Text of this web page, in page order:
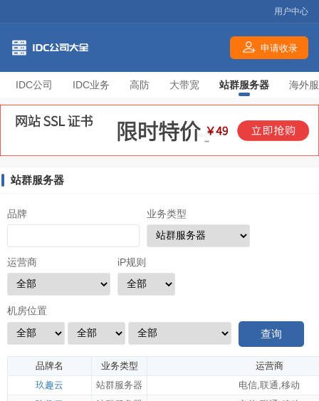
用户中心
申请收录
IDC公司 IDC业务 高防 大带宽 站群服务器 海外
站群服务器
品牌 业务类型
运营商 iP规则
机房位置
查询
品牌名 业务类型
运营商
玖趣云
站群服务器 电信,联通,移动